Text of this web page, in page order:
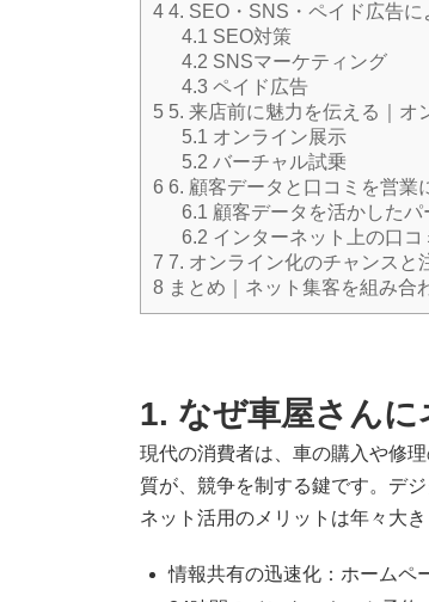
4 4. SEO・SNS・ペイド広告に
4.1 SEO対策
4.2 SNSマーケティング
4.3 ペイド広告
5 5. 来店前に魅力を伝える｜オ
5.1 オンライン展示
5.2 バーチャル試乗
6 6. 顧客データと口コミを営業
6.1 顧客データを活かした
6.2 インターネット上の口コ
7 7. オンライン化のチャンスと
8 まとめ｜ネット集客を組み合
1. なぜ車屋さん
現代の消費者は、車の購入や修
質が、競争を制する鍵です。デ
ネット活用のメリットは年々大
情報共有の迅速化：ホームペ